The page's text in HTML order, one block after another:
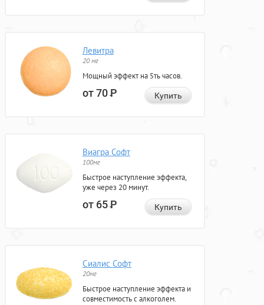
Левитра
20 мг
Мощный эффект на 5ть часов.
от 70Р Купить
Виагра Софт
100мг
Быстрое наступление эффекта,
уже через 20 минут.
от 65Р Купить
Сиалис Софт
20мг
Быстрое наступление эффекта и
совместимость с алкоголем.